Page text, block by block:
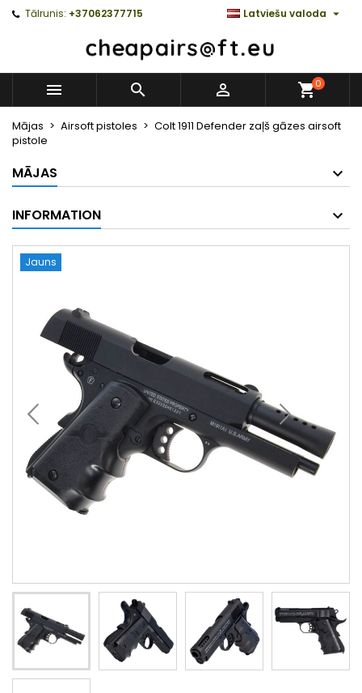
Tālrunis: +37062377715 Latviešu valoda 
   0
Mājas Airsoft pistoles
Colt 1911 Defender zaļš gāzes airsoft
pistole
MĀJAS
INFORMATION
Jauns